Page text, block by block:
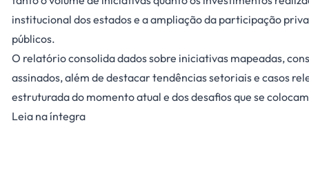
institucional dos estados e a ampliação da participação
públicos.
O relatório consolida dados sobre iniciativas mapeadas,
assinados, além de destacar tendências setoriais e casos
estruturada do momento atual e dos desafios que se
Leia na íntegra